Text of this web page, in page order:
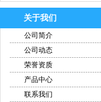
关于我们
公司简介
公司动态
荣誉资质
产品中心
联系我们